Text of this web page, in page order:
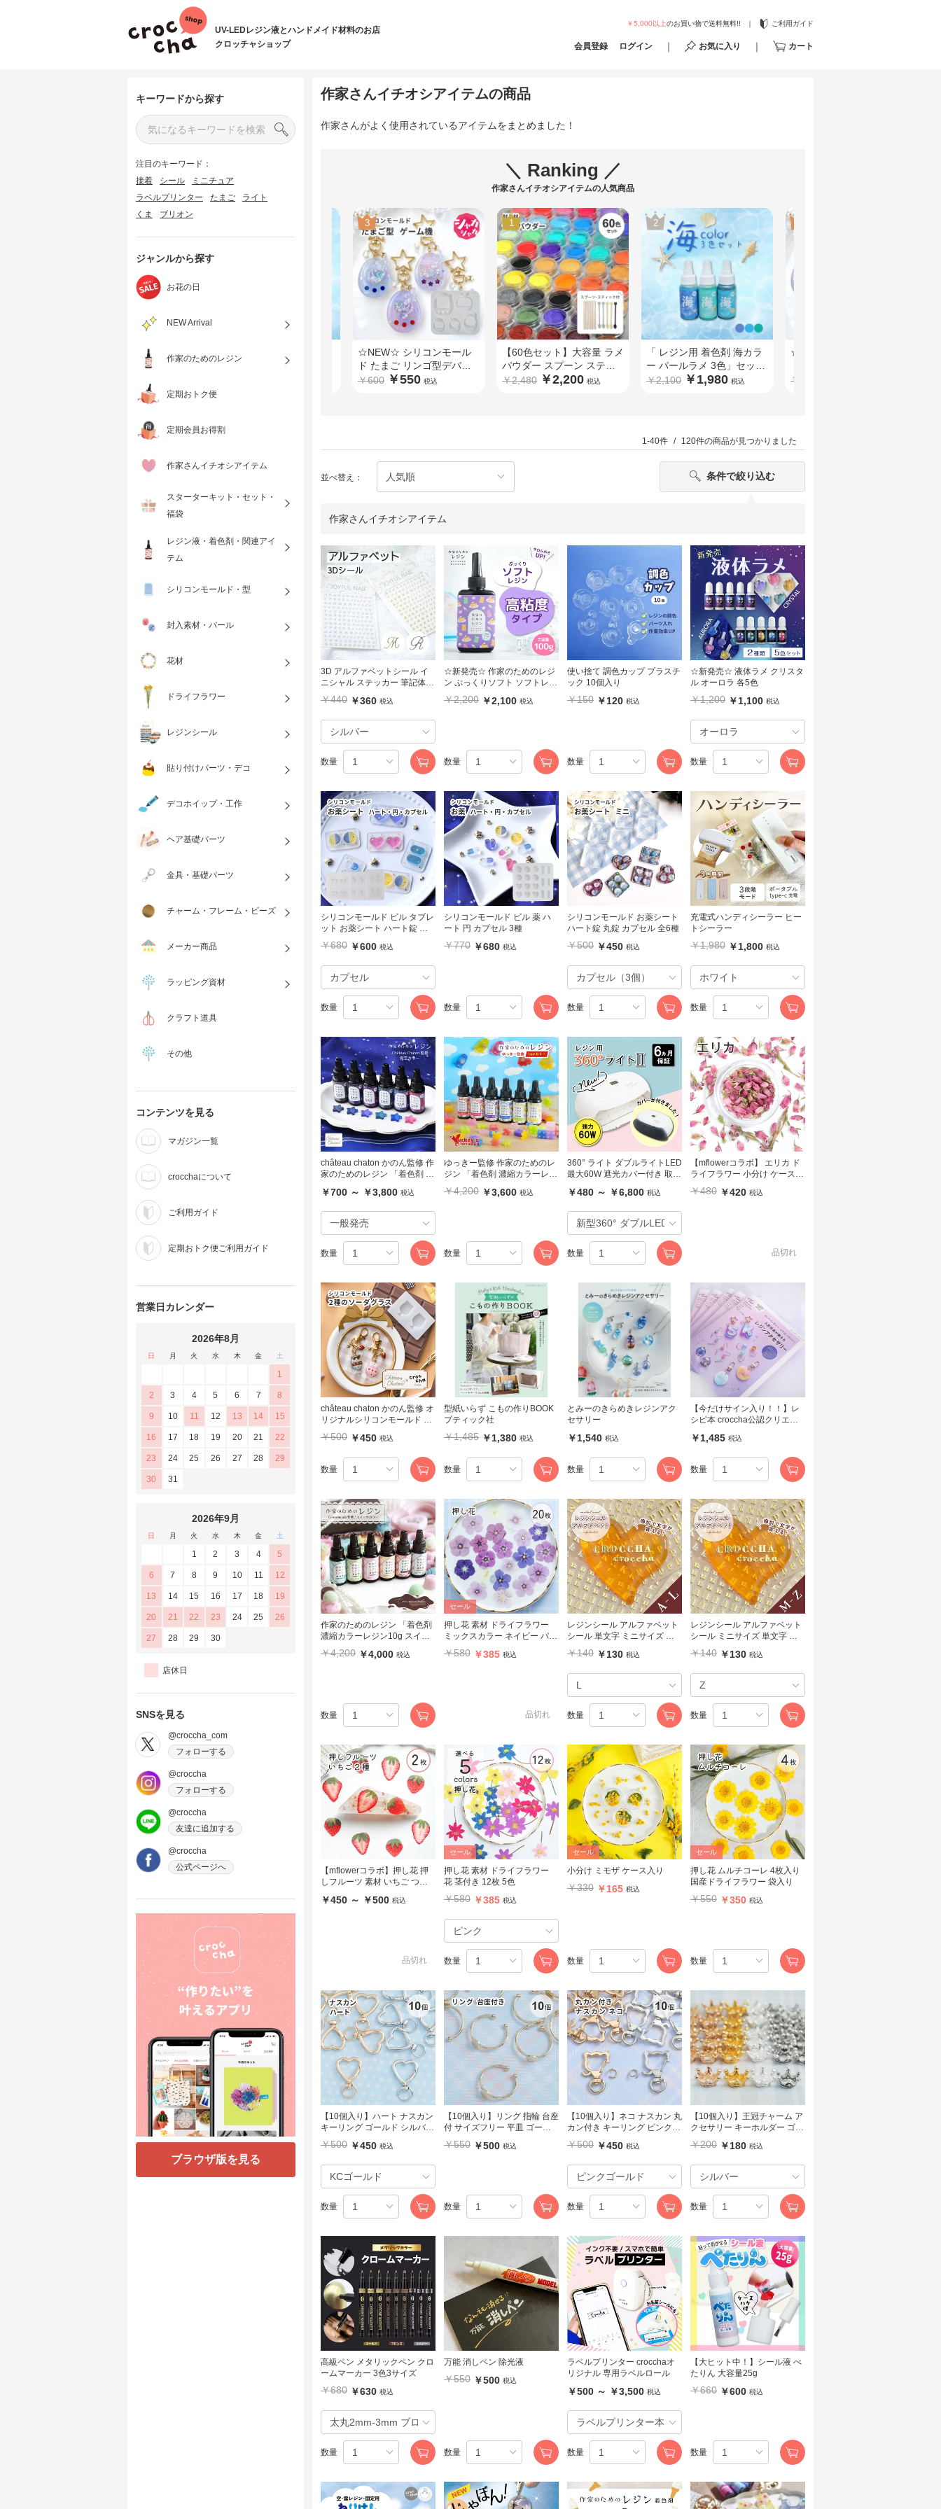
UV-LEDレジン液とハンドメイド材料のお店
クロッチャショップ
￥5,000以上のお買い物で送料無料!! ご利用ガイド
会員登録 ログイン お気に入り カート
キーワードから探す
注目のキーワード：
接着
シール
ミニチュア
ラベルプリンター
たまご
ライト
くま
ブリオン
ジャンルから探す
お花の日
NEW Arrival
作家のためのレジン
定期おトク便
定期会員お得割
作家さんイチオシアイテム
スターターキット・セット・
福袋
レジン液・着色剤・関連アイ
テム
シリコンモールド・型
封入素材・パール
花材
ドライフラワー
レジンシール
貼り付けパーツ・デコ
デコホイップ・工作
ヘア基礎パーツ
金具・基礎パーツ
チャーム・フレーム・ビーズ
メーカー商品
ラッピング資材
クラフト道具
その他
コンテンツを見る
マガジン一覧
crocchaについて
ご利用ガイド
定期おトク便ご利用ガイド
営業日カレンダー
2026年8月
日 月 火 水 木 金 土
1
2 3 4 5 6 7 8
9 10 11 12 13 14 15
16 17 18 19 20 21 22
23 24 25 26 27 28 29
30 31
2026年9月
日 月 火 水 木 金 土
1 2 3 4 5
6 7 8 9 10 11 12
13 14 15 16 17 18 19
20 21 22 23 24 25 26
27 28 29 30
店休日
SNSを見る
@croccha_com
フォローする
@croccha
フォローする
@croccha
友達に追加する
@croccha
公式ページへ
ブラウザ版を見る
作家さんイチオシアイテムの商品
作家さんがよく使用されているアイテムをまとめました！
＼ Ranking ／
作家さんイチオシアイテムの人気商品
ー パールラメ 3色」セット
ル
3
☆NEW☆ シリコンモール
ド たまご リンゴ型デバイ
ス ゲーム機 シャカシャカ
￥600 ￥550 税込
1
【60色セット】大容量 ラメ
パウダー スプーン スティ
ック付
￥2,480 ￥2,200 税込
2
「 レジン用 着色剤 海カラ
ー パールラメ 3色」セット
限定価格 croccha オリジナ
￥2,100 ￥1,980 税込
☆NEW☆ シリコンモール
ス ゲーム機 シャカシャカ
￥600
1-40件 120件の商品が見つかりました
並べ替え： 条件で絞り込む
作家さんイチオシアイテム
3D アルファベットシール イ
ニシャル ステッカー 筆記体
レジン封入 ゴールド シルバー
(1枚入り)
￥440 ￥360 税込
数量
☆新発売☆ 作家のためのレジ
ン ぷっくりソフト ソフトレジ
ン 高粘度タイプ 100g
￥2,200 ￥2,100 税込
数量
使い捨て 調色カップ プラスチ
ック 10個入り
￥150 ￥120 税込
数量
☆新発売☆ 液体ラメ クリスタ
ル オーロラ 各5色
￥1,200 ￥1,100 税込
数量
シリコンモールド ピル タブレ
ット お薬シート ハート錠 丸
錠 カプセル 全3種
￥680 ￥600 税込
数量
シリコンモールド ピル 薬 ハ
ート 円 カプセル 3種
￥770 ￥680 税込
数量
シリコンモールド お薬シート
ハート錠 丸錠 カプセル 全6種
￥500 ￥450 税込
数量
充電式ハンディシーラー ヒー
トシーラー
￥1,980 ￥1,800 税込
数量
château chaton かのん監修 作
家のためのレジン 「着色剤 濃
ー6色」セット
￥700 ～ ￥3,800 税込
数量
ゆっきー監修 作家のためのレ
ジン 「着色剤 濃縮カラーレジ
ン10g TOYカラー6色セット
」
￥4,200 ￥3,600 税込
数量
360° ライト ダブルライトLED
最大60W 遮光カバー付き 取り
ジナル
￥480 ～ ￥6,800 税込
数量
【mflowerコラボ】 エリカ ド
ライフラワー 小分け ケース入
り
￥480 ￥420 税込
品切れ
château chaton かのん監修 オ
リジナルシリコンモールド 2
種のソーダグラスモールド
￥500 ￥450 税込
数量
型紙いらず こもの作りBOOK
ブティック社
￥1,485 ￥1,380 税込
数量
とみーのきらめきレジンアク
セサリー
￥1,540 税込
数量
【今だけサイン入り！！】レ
シピ本 croccha公認クリエイ
アクセサリー ブティック社
￥1,485 税込
数量
作家のためのレジン 「着色剤
濃縮カラーレジン10g スイー
ツカラー6色」セット
￥4,200 ￥4,000 税込
数量
セール
押し花 素材 ドライフラワー
ミックスカラー ネイビー パー
プル系 20枚
￥580 ￥385 税込
品切れ
レジンシール アルファベット
シール 単文字 ミニサイズ ゴ
ールド【A~L】
￥140 ￥130 税込
数量
レジンシール アルファベット
シール ミニサイズ 単文字 ゴ
ールド【M~Z】
￥140 ￥130 税込
数量
【mflowerコラボ】押し花 押
しフルーツ 素材 いちご つぶ
￥450 ～ ￥500 税込
品切れ
セール
押し花 素材 ドライフラワー
花 茎付き 12枚 5色
￥580 ￥385 税込
数量
セール
小分け ミモザ ケース入り
￥330 ￥165 税込
数量
セール
押し花 ムルチコーレ 4枚入り
国産ドライフラワー 袋入り
￥550 ￥350 税込
数量
【10個入り】ハート ナスカン
キーリング ゴールド シルバー
キーホルダー
￥500 ￥450 税込
数量
【10個入り】リング 指輪 台座
付 サイズフリー 平皿 ゴール
ド
￥550 ￥500 税込
数量
【10個入り】ネコ ナスカン 丸
カン付き キーリング ピンクゴ
￥500 ￥450 税込
数量
【10個入り】王冠チャーム ア
クセサリー キーホルダー ゴー
ルド シルバー ホワイトシルバ
ー ピンクゴールド
￥200 ￥180 税込
数量
高級ペン メタリックペン クロ
ームマーカー 3色3サイズ
￥680 ￥630 税込
数量
万能 消しペン 除光液
￥550 ￥500 税込
数量
ラベルプリンター crocchaオ
リジナル 専用ラベルロール
￥500 ～ ￥3,500 税込
数量
【大ヒット中！】シール液 ぺ
たりん 大容量25g
￥660 ￥600 税込
数量